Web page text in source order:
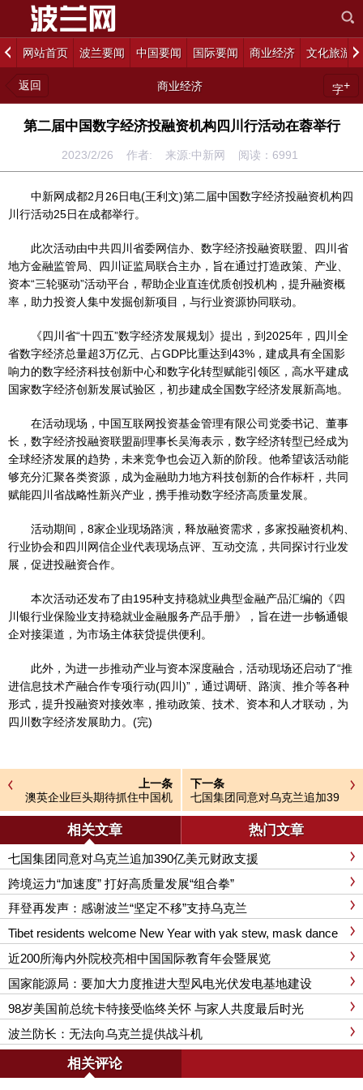
网站首页 波兰要闻 中国要闻 国际要闻 商业经济 文化旅游
返回 商业经济 字+
第二届中国数字经济投融资机构四川行活动在蓉举行
2023/2/26 作者: 来源:中新网 阅读： 6991
中新网成都2月26日电(王利文)第二届中国数字经济投融资机构四
川行活动25日在成都举行。
此次活动由中共四川省委网信办、数字经济投融资联盟、四川省
地方金融监管局、四川证监局联合主办，旨在通过打造政策、产业、
资本“三轮驱动”活动平台，帮助企业直连优质创投机构，提升融资概
率，助力投资人集中发掘创新项目，与行业资源协同联动。
《四川省“十四五”数字经济发展规划》提出，到2025年，四川全
省数字经济总量超3万亿元、占GDP比重达到43%，建成具有全国影
响力的数字经济科技创新中心和数字化转型赋能引领区，高水平建成
国家数字经济创新发展试验区，初步建成全国数字经济发展新高地。
在活动现场，中国互联网投资基金管理有限公司党委书记、董事
长，数字经济投融资联盟副理事长吴海表示，数字经济转型已经成为
全球经济发展的趋势，未来竞争也会迈入新的阶段。他希望该活动能
够充分汇聚各类资源，成为金融助力地方科技创新的合作标杆，共同
赋能四川省战略性新兴产业，携手推动数字经济高质量发展。
活动期间，8家企业现场路演，释放融资需求，多家投融资机构、
行业协会和四川网信企业代表现场点评、互动交流，共同探讨行业发
展，促进投融资合作。
本次活动还发布了由195种支持稳就业典型金融产品汇编的《四
川银行业保险业支持稳就业金融服务产品手册》，旨在进一步畅通银
企对接渠道，为市场主体获贷提供便利。
此外，为进一步推动产业与资本深度融合，活动现场还启动了“推
进信息技术产融合作专项行动(四川)”，通过调研、路演、推介等各种
形式，提升投融资对接效率，推动政策、技术、资本和人才联动，为
四川数字经济发展助力。(完)
上一条
​​​​​​​澳英企业巨头期待抓住中国机
遇
下一条
七国集团同意对乌克兰追加39
0亿美元财政支援
相关文章 热门文章
七国集团同意对乌克兰追加390亿美元财政支援
跨境运力“加速度” 打好高质量发展“组合拳”
拜登再发声：感谢波兰“坚定不移”支持乌克兰
Tibet residents welcome New Year with yak stew, mask dance
performances
近200所海内外院校亮相中国国际教育年会暨展览
国家能源局：要加大力度推进大型风电光伏发电基地建设
98岁美国前总统卡特接受临终关怀 与家人共度最后时光
波兰防长：无法向乌克兰提供战斗机
相关评论